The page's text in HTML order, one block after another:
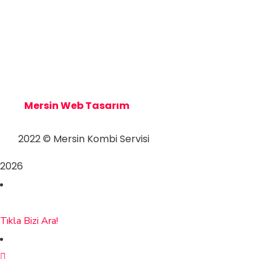
Mersin Web Tasarım
2022© Mersin Kombi Servisi
2026
Tıkla Bizi Ara!